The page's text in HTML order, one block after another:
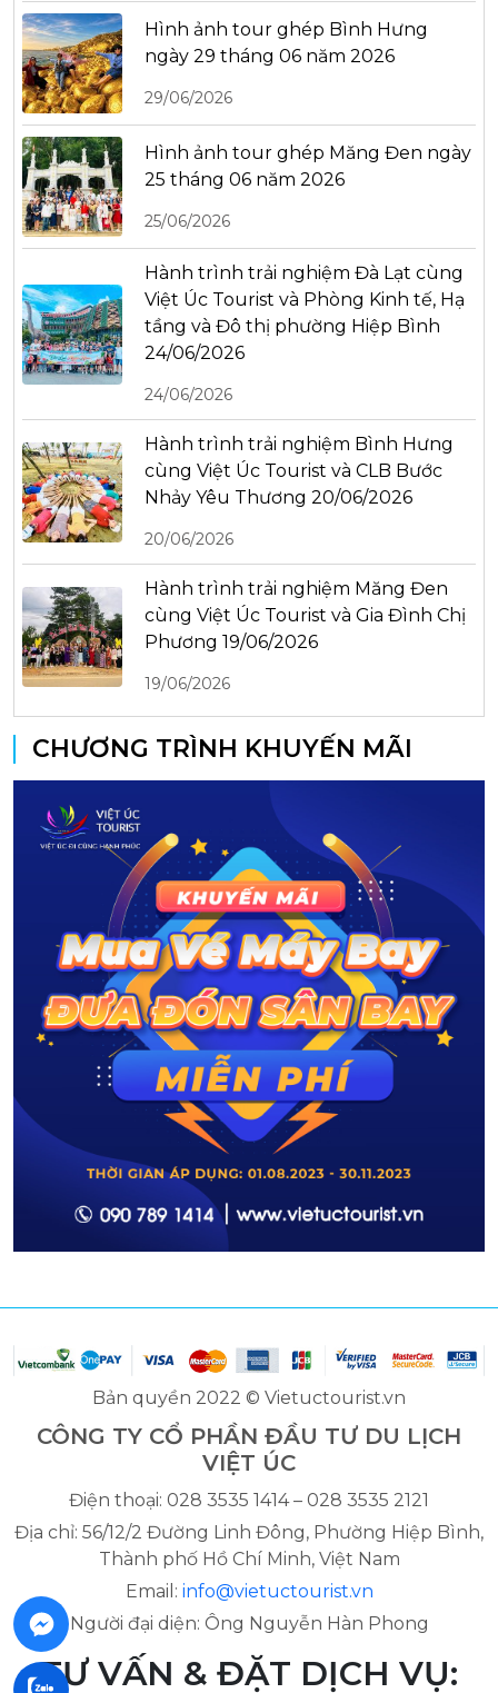
Hình ảnh tour ghép Bình Hưng
ngày 29 tháng 06 năm 2026
29/06/2026
Hình ảnh tour ghép Măng Đen ngày
25 tháng 06 năm 2026
25/06/2026
Hành trình trải nghiệm Đà Lạt cùng
Việt Úc Tourist và Phòng Kinh tế, Hạ
tầng và Đô thị phường Hiệp Bình
24/06/2026
24/06/2026
Hành trình trải nghiệm Bình Hưng
cùng Việt Úc Tourist và CLB Bước
Nhảy Yêu Thương 20/06/2026
20/06/2026
Hành trình trải nghiệm Măng Đen
cùng Việt Úc Tourist và Gia Đình Chị
Phương 19/06/2026
19/06/2026
CHƯƠNG TRÌNH KHUYẾN MÃI
Bản quyền 2022 © Vietuctourist.vn
CÔNG TY CỔ PHẦN ĐẦU TƯ DU LỊCH
VIỆT ÚC
Điện thoại: 028 3535 1414 – 028 3535 2121
Địa chỉ: 56/12/2 Đường Linh Đông, Phường Hiệp Bình,
Thành phố Hồ Chí Minh, Việt Nam
Email: info@vietuctourist.vn
Người đại diện: Ông Nguyễn Hàn Phong
TƯ VẤN & ĐẶT DỊCH VỤ: